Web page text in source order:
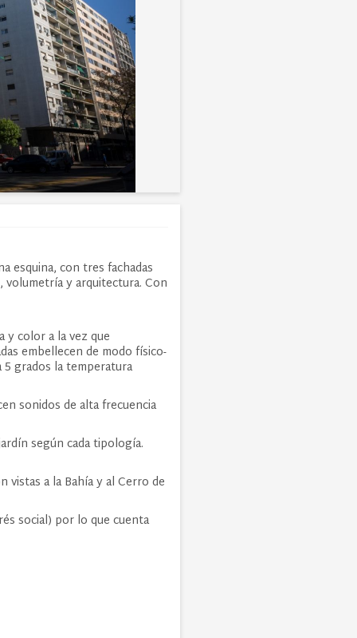
esquina, con tres fachadas
volumetría y arquitectura. Con
y color a la vez que
embellecen de modo físico-
5 grados la temperatura
sonidos de alta frecuencia
según cada tipología.
a la Bahía y al Cerro de
social) por lo que cuenta